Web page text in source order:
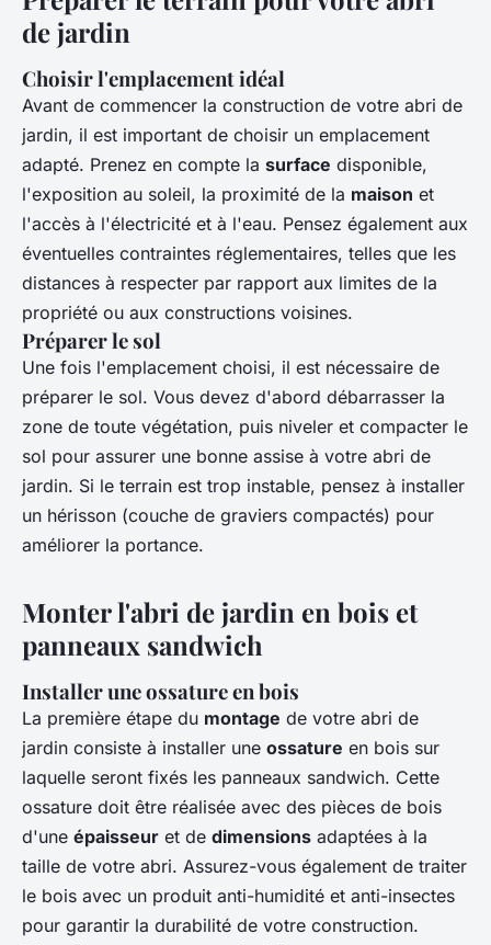
de jardin
Choisir l'emplacement idéal
Avant de commencer la construction de votre abri de
jardin, il est important de choisir un emplacement
adapté. Prenez en compte la surface disponible,
l'exposition au soleil, la proximité de la maison et
l'accès à l'électricité et à l'eau. Pensez également aux
éventuelles contraintes réglementaires, telles que les
distances à respecter par rapport aux limites de la
propriété ou aux constructions voisines.
Préparer le sol
Une fois l'emplacement choisi, il est nécessaire de
préparer le sol. Vous devez d'abord débarrasser la
zone de toute végétation, puis niveler et compacter le
sol pour assurer une bonne assise à votre abri de
jardin. Si le terrain est trop instable, pensez à installer
un hérisson (couche de graviers compactés) pour
améliorer la portance.
Monter l'abri de jardin en bois et
panneaux sandwich
Installer une ossature en bois
La première étape du montage de votre abri de
jardin consiste à installer une ossature en bois sur
laquelle seront fixés les panneaux sandwich. Cette
ossature doit être réalisée avec des pièces de bois
d'une épaisseur et de dimensions adaptées à la
taille de votre abri. Assurez-vous également de traiter
le bois avec un produit anti-humidité et anti-insectes
pour garantir la durabilité de votre construction.